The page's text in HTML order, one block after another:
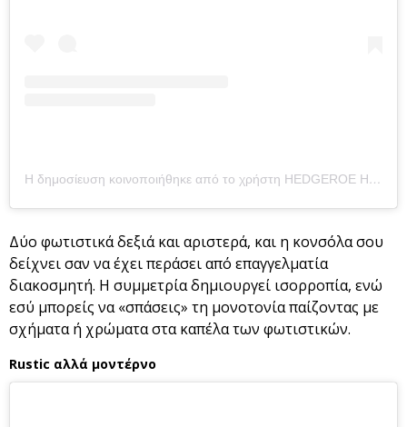
Η δημοσίευση κοινοποιήθηκε από το χρήστη HEDGEROE HOME (@hedgeroehome)
Δύο φωτιστικά δεξιά και αριστερά, και η κονσόλα σου
δείχνει σαν να έχει περάσει από επαγγελματία
διακοσμητή. Η συμμετρία δημιουργεί ισορροπία, ενώ
εσύ μπορείς να «σπάσεις» τη μονοτονία παίζοντας με
σχήματα ή χρώματα στα καπέλα των φωτιστικών.
Rustic αλλά μοντέρνο